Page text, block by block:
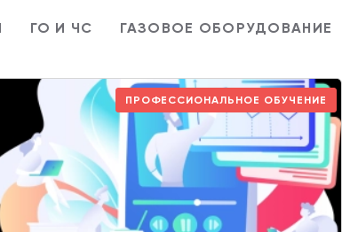
ГО И ЧС ГАЗОВОЕ ОБОРУДОВАНИЕ
ПРОФЕССИОНАЛЬНОЕ ОБУЧЕНИЕ